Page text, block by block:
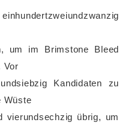
um im Brimstone Bleed
Vor
Kandidaten zu
Wüste
vierundsechzig übrig, um